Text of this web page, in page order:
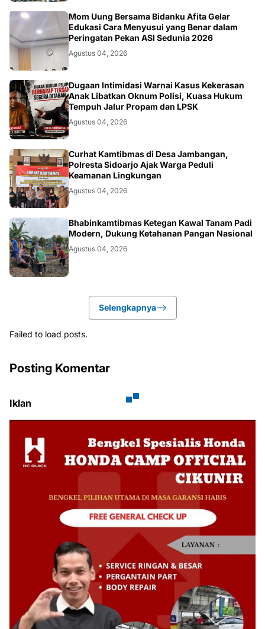
KESEHATAN
Mom Uung Bersama Bidanku Afita Gelar
Edukasi Cara Menyusui yang Benar dalam
Peringatan Pekan ASI Sedunia 2026
Agustus 04, 2026
HUKUM
Dugaan Intimidasi Warnai Kasus Kekerasan
Anak Libatkan Oknum Polisi, Kuasa Hukum
Tempuh Jalur Propam dan LPSK
Agustus 04, 2026
POLRI.SOSIAL
Curhat Kamtibmas di Desa Jambangan,
Polresta Sidoarjo Ajak Warga Peduli
Keamanan Lingkungan
Agustus 04, 2026
POLRI.SOSIAL
Bhabinkamtibmas Ketegan Kawal Tanam Padi
Modern, Dukung Ketahanan Pangan Nasional
Agustus 04, 2026
Selengkapnya
Failed to load posts.
Posting Komentar
Iklan